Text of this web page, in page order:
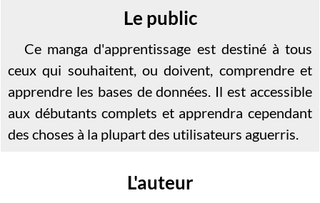
Le public
Ce manga d'apprentissage est destiné à tous
ceux qui souhaitent, ou doivent, comprendre et
apprendre les bases de données. Il est accessible
aux débutants complets et apprendra cependant
des choses à la plupart des utilisateurs aguerris.
L'auteur